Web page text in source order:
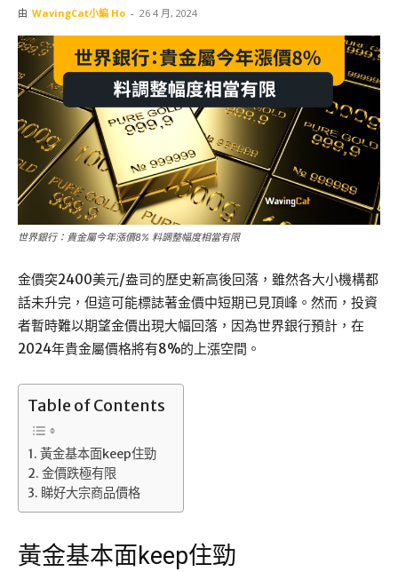
由 WavingCat小編 Ho - 26 4 月, 2024
世界銀行：貴金屬今年漲價8% 料調整幅度相當有限
金價突2400美元/盎司的歷史新高後回落，雖然各大小機構都
話未升完，但這可能標誌著金價中短期已見頂峰。然而，投資
者暫時難以期望金價出現大幅回落，因為世界銀行預計，在
2024年貴金屬價格將有8%的上漲空間。
Table of Contents
黃金基本面keep住勁
金價跌極有限
睇好大宗商品價格
黃金基本面keep住勁